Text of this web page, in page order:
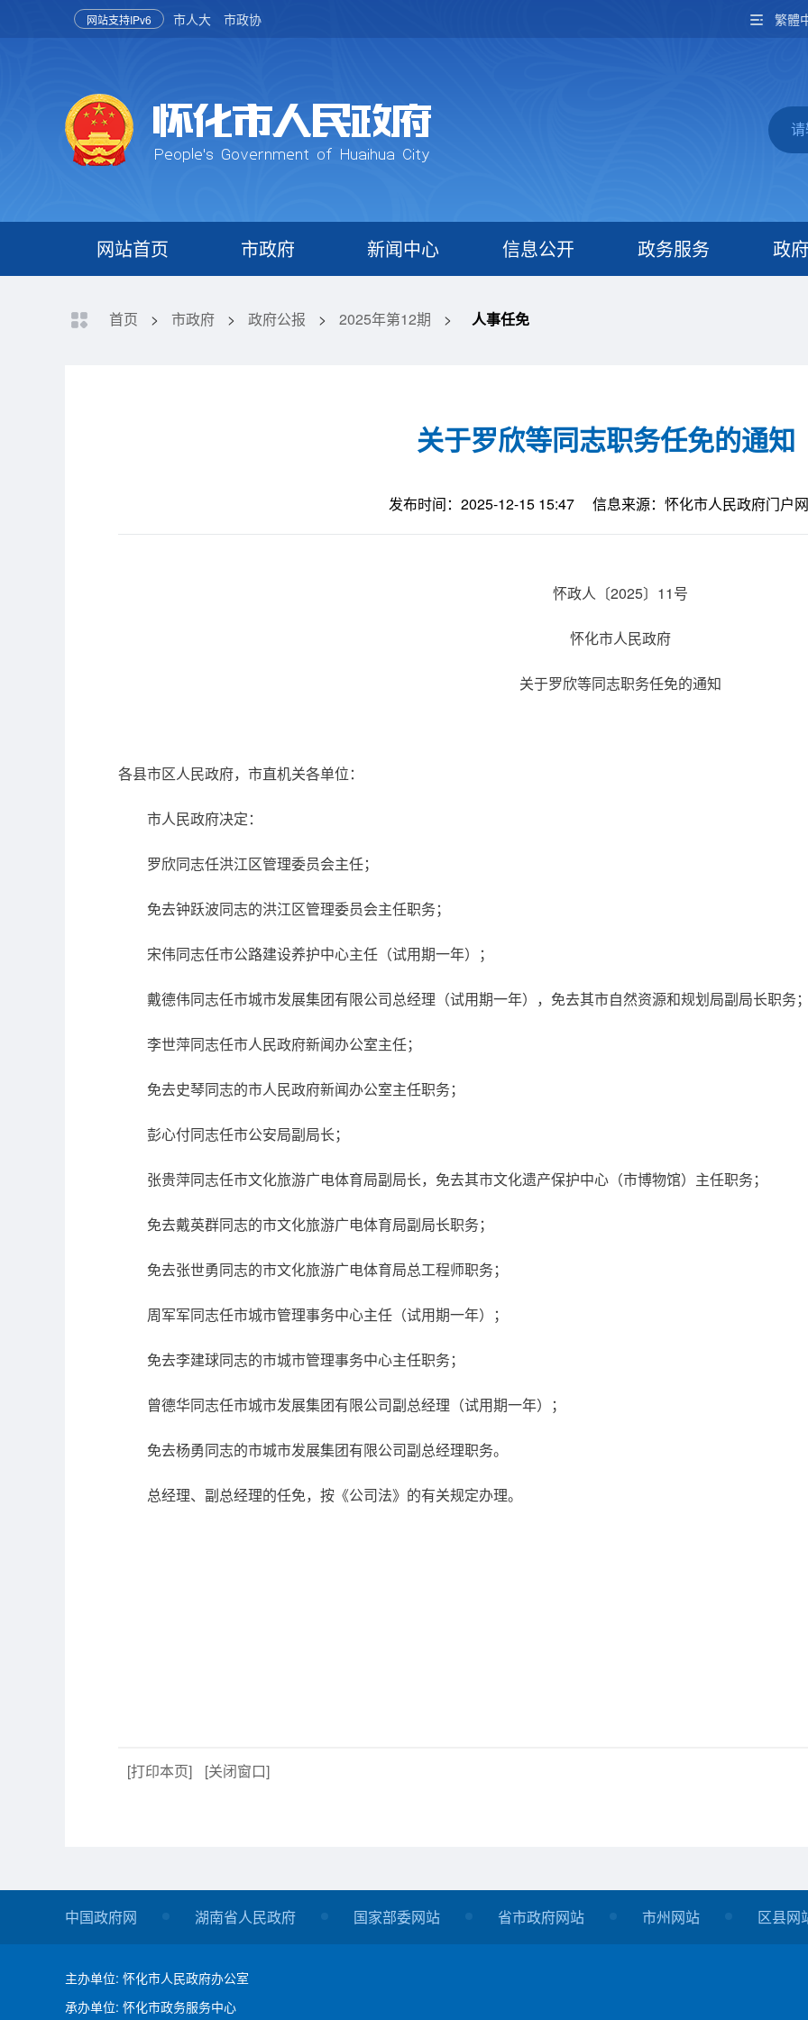
网站支持IPv6 市人大 市政协 繁體
网站首页 市政府 新闻中心 信息公开 政务服务 政
首页 > 市政府 > 政府公报 > 2025年第12期 > 人事任免
关于罗欣等同志职务任免的通知
发布时间：2025-12-15 15:47 信息来源：怀化市人民政府门户
怀政人〔2025〕11号
怀化市人民政府
关于罗欣等同志职务任免的通知
各县市区人民政府，市直机关各单位：
市人民政府决定：
罗欣同志任洪江区管理委员会主任；
免去钟跃波同志的洪江区管理委员会主任职务；
宋伟同志任市公路建设养护中心主任（试用期一年）；
戴德伟同志任市城市发展集团有限公司总经理（试用期一年），免去其市自然资源和规划局副局长职务
李世萍同志任市人民政府新闻办公室主任；
免去史琴同志的市人民政府新闻办公室主任职务；
彭心付同志任市公安局副局长；
张贵萍同志任市文化旅游广电体育局副局长，免去其市文化遗产保护中心（市博物馆）主任职务；
免去戴英群同志的市文化旅游广电体育局副局长职务；
免去张世勇同志的市文化旅游广电体育局总工程师职务；
周军军同志任市城市管理事务中心主任（试用期一年）；
免去李建球同志的市城市管理事务中心主任职务；
曾德华同志任市城市发展集团有限公司副总经理（试用期一年）；
免去杨勇同志的市城市发展集团有限公司副总经理职务。
总经理、副总经理的任免，按《公司法》的有关规定办理。
[打印本页] [关闭窗口]
中国政府网 湖南省人民政府 国家部委网站 省市政府网站 市州网站 区县网
主办单位: 怀化市人民政府办公室
承办单位: 怀化市政务服务中心